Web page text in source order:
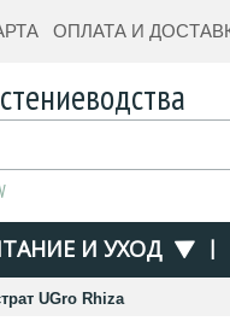
ОПЛАТА И
И УХОД |
UGro Rhiza